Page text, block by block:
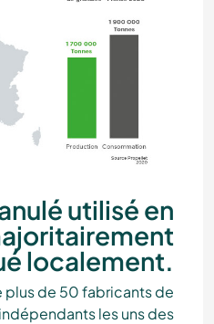
utilisé en
localement.
plus de 50 fabricants de
les uns des